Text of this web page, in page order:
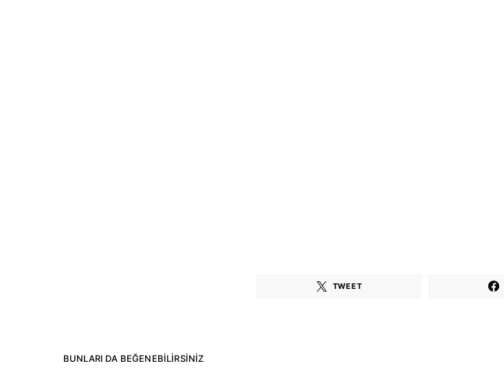
TWEET
BUNLARI DA BEĞENEBILIRSINIZ